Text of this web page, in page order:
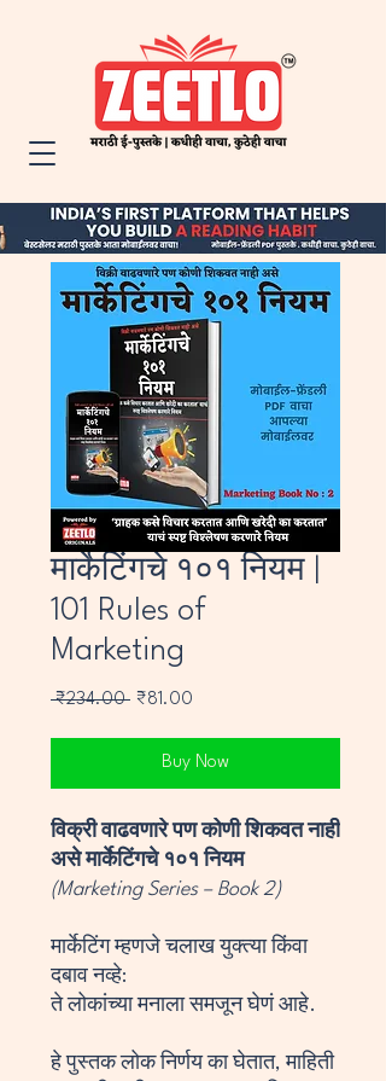
मार्केटिंगचे १०१ नियम |
101 Rules of
Marketing
₹234.00 Regular
₹81.00
Buy Now
विक्री वाढवणारे पण कोणी शिकवत नाही
असे मार्केटिंगचे १०१ नियम
(Marketing Series – Book 2)
मार्केटिंग म्हणजे चलाख युक्त्या किंवा
दबाव नव्हे:
ते लोकांच्या मनाला समजून घेणं आहे.
हे पुस्तक लोक निर्णय का घेतात, माहिती